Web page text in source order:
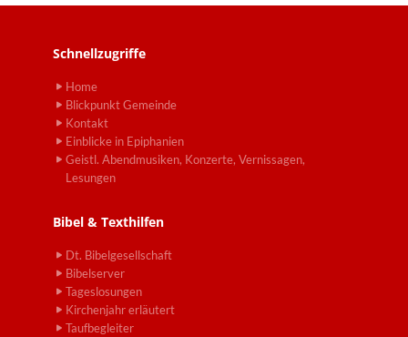
Schnellzugriffe
Home
Blickpunkt Gemeinde
Kontakt
Einblicke in Epiphanien
Geistl. Abendmusiken, Konzerte, Vernissagen,
Lesungen
Bibel & Texthilfen
Dt. Bibelgesellschaft
Bibelserver
Tageslosungen
Kirchenjahr erläutert
Taufbegleiter